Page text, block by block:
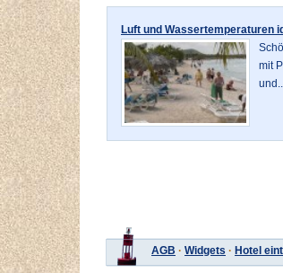
Luft und Wassertemperaturen
mit
AGB · Widgets · Hotel